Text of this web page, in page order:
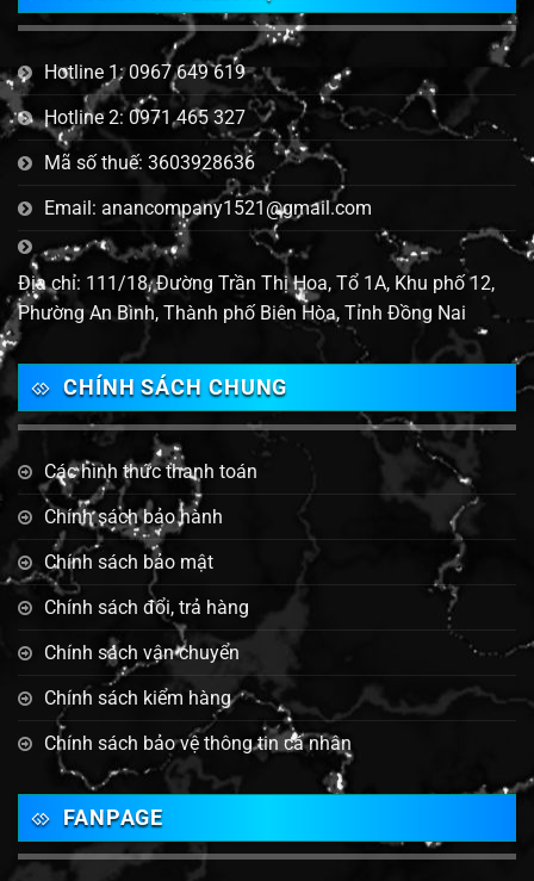
Hotline 1: 0967 649 619
Hotline 2: 0971 465 327
Mã số thuế: 3603928636
Email: anancompany1521@gmail.com
Địa chỉ: 111/18, Đường Trần Thị Hoa, Tổ 1A, Khu phố 12,
Phường An Bình, Thành phố Biên Hòa, Tỉnh Đồng Nai
CHÍNH SÁCH CHUNG
Các hình thức thanh toán
Chính sách bảo hành
Chính sách bảo mật
Chính sách đổi, trả hàng
Chính sách vận chuyển
Chính sách kiểm hàng
Chính sách bảo vệ thông tin cá nhân
FANPAGE